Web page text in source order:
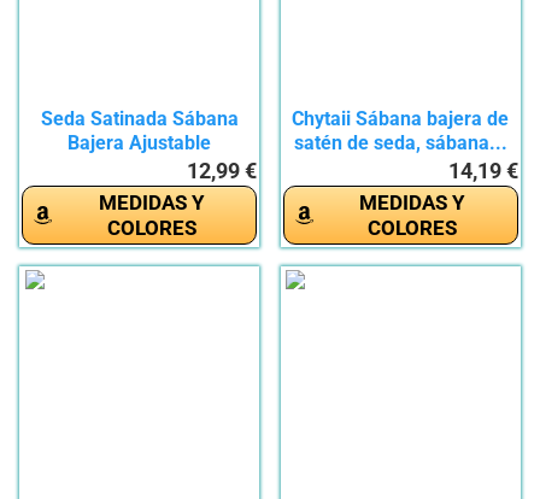
Seda Satinada Sábana
Bajera Ajustable
Colchones,...12,99 €
MEDIDAS Y
COLORES
Chytaii Sábana bajera de
satén de seda, sábana...
14,19 €
MEDIDAS Y
COLORES